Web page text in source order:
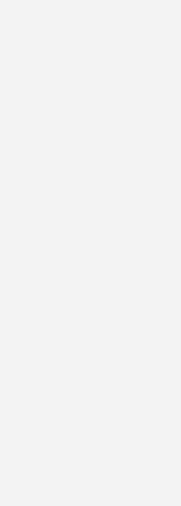
Erstmal